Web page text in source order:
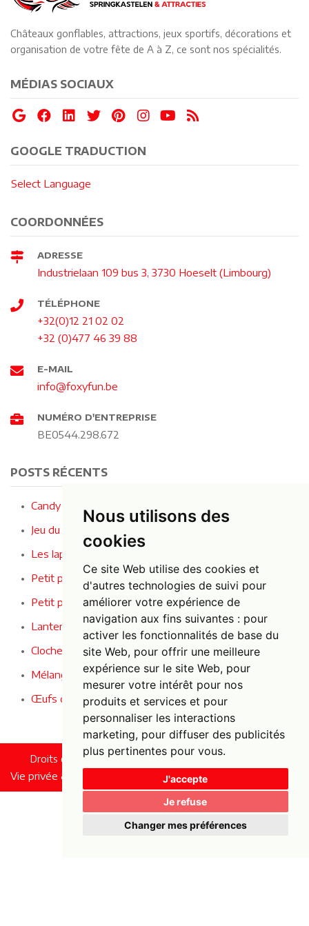
Nous utilisons des
cookies
Ce site Web utilise des cookies et
d'autres technologies de suivi pour
améliorer votre expérience de
navigation aux fins suivantes : pour
activer les fonctionnalités de base du
site Web, pour offrir une meilleure
expérience sur le site Web, pour
mesurer votre intérêt pour nos
produits et services et pour
personnaliser les interactions
marketing, pour diffuser des publicités
plus pertinentes pour vous.
J'accepte
Je refuse
Changer mes préférences
Châteaux gonflables, attractions, jeux sportifs, décorations et
organisation de votre fête de A à Z, ce sont nos spécialités.
MÉDIAS SOCIAUX
GOOGLE TRADUCTION
Select Language
COORDONNÉES
ADRESSE
Industrielaan 109 bus 3, 3730 Hoeselt (Limbourg)
TÉLÉPHONE
+32(0)12 21 02 02
+32 (0)477 46 39 88
E-MAIL
info@foxyfun.be
NUMÉRO D'ENTREPRISE
BE0544.298.672
POSTS RÉCENTS
Candy Crusher - Le jeu le plus sucré de la fête !
Jeu du fil buzzer : le jeu de concentration ultime !
Les lapins entendent, voient et se taisent
Petit panier en osier avec des baies
Petit panier en osier avec des fleurs
Lanternes en bambou pleines d'ambiance
Cloche de vélo décorative
Mélange d'œufs de Pâques décoratifs
Œufs de Pâques décoratifs
Droits d'auteur © 2022 Foxy Fun. Tous droits réservés.
Vie privée & Cookies | UP-TO-DATE WebDesign